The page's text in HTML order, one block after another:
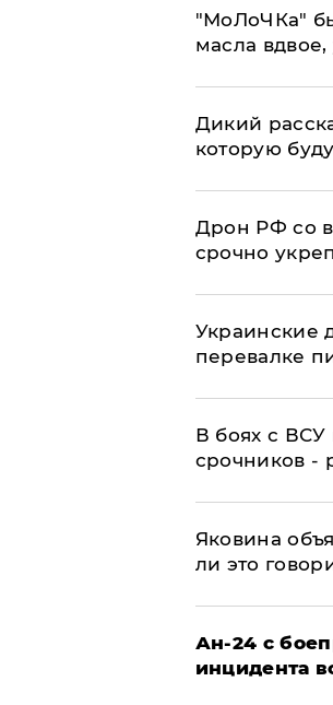
​"МоЛоЧКа"
масла вдвое,
Дикий
которую
​Дрон РФ со
срочно
Украинские
перевалке
В боях с ВСУ
срочников -
Яковина
ли это
Ан-24 с
инцидента